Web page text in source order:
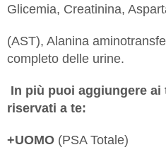
Glicemia, Creatinina,
(AST), Alanina
completo delle urine.
In più puoi aggiungere ai
riservati a te:
+UOMO (PSA Totale)